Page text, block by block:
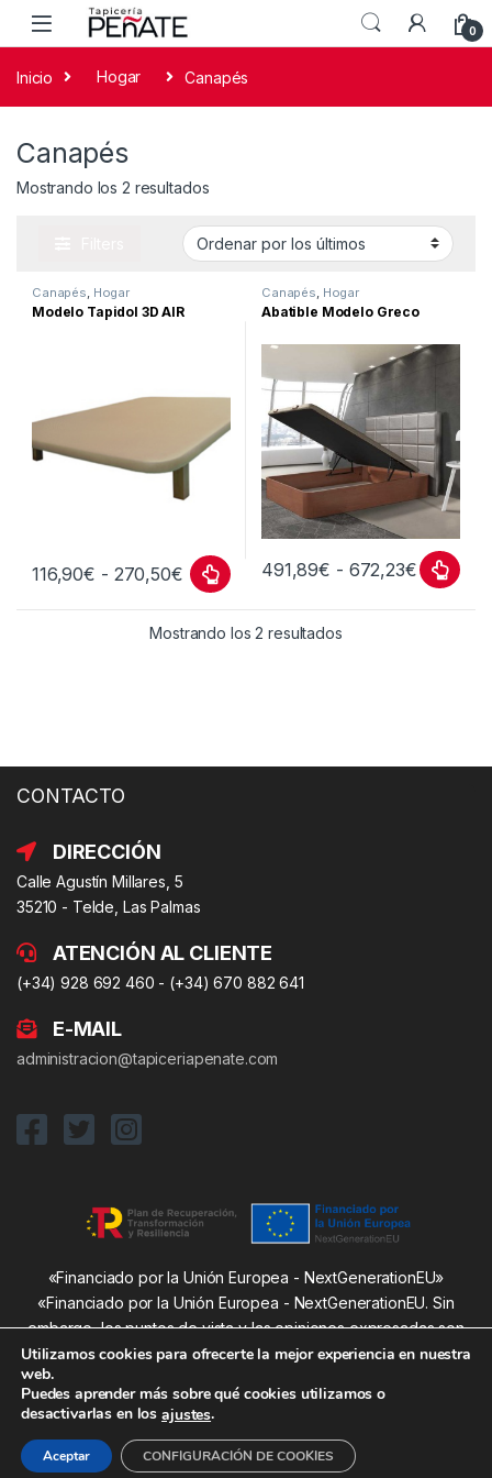
0
Inicio Hogar Canapés
Canapés
Mostrando los 2 resultados
Canapés Hogar
Modelo Tapidol 3D AIR
116,90€ - 270,50€
Canapés Hogar
Abatible Modelo Greco
491,89€ - 672,23€
Mostrando los 2 resultados
CONTACTO
DIRECCIÓN
Calle Agustín Millares, 5
35210 - Telde, Las Palmas
ATENCIÓN AL CLIENTE
(+34) 928 692 460 - (+34) 670 882 641
E-MAIL
administracion@tapiceriapenate.com
«Financiado por la Unión Europea - NextGenerationEU»
«Financiado por la Unión Europea - NextGenerationEU. Sin
embargo, los puntos de vista y las opiniones expresadas son
únicamente los del autor o autores y no reflejan necesariamente
los de la Unión Europea o la Comisión Europea. Ni la Unión
Europea ni la Comisión Europea pueden ser consideradas
responsables de las mismas»
Utilizamos cookies para ofrecerte la mejor experiencia en nuestra
web.
Puedes aprender más sobre qué cookies utilizamos o
desactivarlas en losajustes.
Aceptar CONFIGURACIÓN DE COOKIES